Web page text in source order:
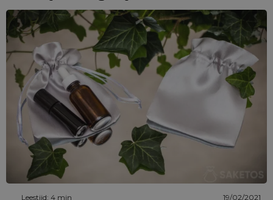
Leestijd: 4 min 19/02/2021